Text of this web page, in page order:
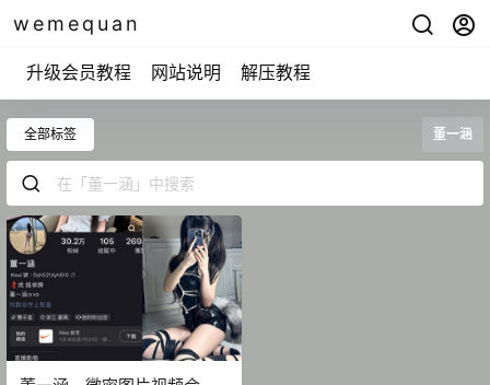
wemequan
升级会员教程 网站说明 解压教程
全部标签 董一涵